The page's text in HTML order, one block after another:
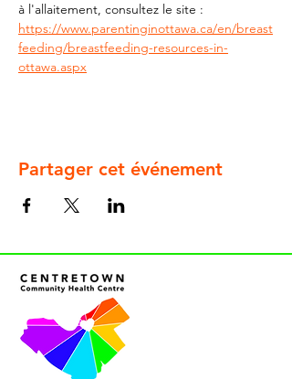
à l'allaitement, consultez le site :
https://www.parentinginottawa.ca/en/breast
feeding/breastfeeding-resources-in-
ottawa.aspx
Partager cet événement